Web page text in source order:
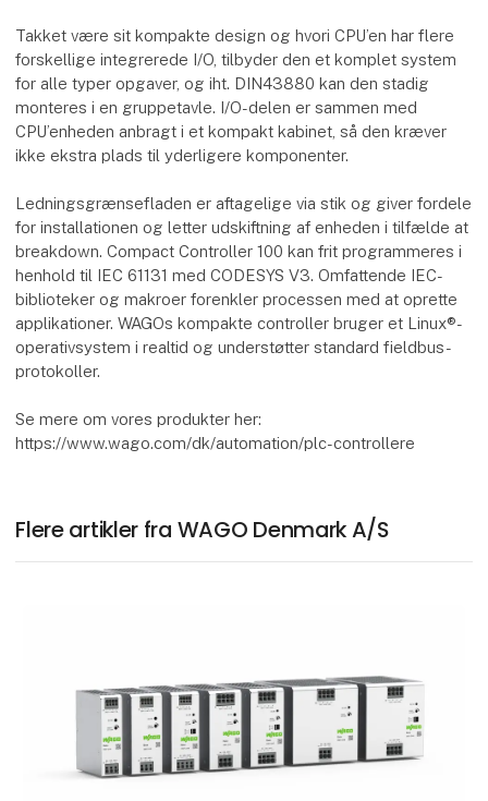
Takket være sit kompakte design og hvori CPU’en har flere
forskellige integrerede I/O, tilbyder den et komplet system
for alle typer opgaver, og iht. DIN43880 kan den stadig
monteres i en gruppetavle. I/O-delen er sammen med
CPU’enheden anbragt i et kompakt kabinet, så den kræver
ikke ekstra plads til yderligere komponenter.
Ledningsgrænsefladen er aftagelige via stik og giver fordele
for installationen og letter udskiftning af enheden i tilfælde at
breakdown. Compact Controller 100 kan frit programmeres i
henhold til IEC 61131 med CODESYS V3. Omfattende IEC-
biblioteker og makroer forenkler processen med at oprette
applikationer. WAGOs kompakte controller bruger et Linux®-
operativsystem i realtid og understøtter standard fieldbus-
protokoller.
Se mere om vores produkter her:
https://www.wago.com/dk/automation/plc-controllere
Flere artikler fra WAGO Denmark A/S